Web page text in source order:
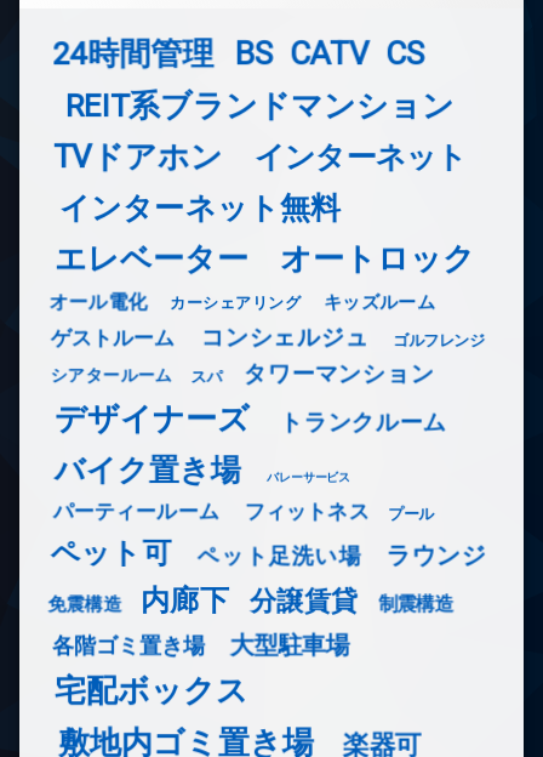
24時間管理 BS CATV CS
REIT系ブランドマンション
TVドアホン インターネット
インターネット無料
エレベーター オートロック
オール電化 カーシェアリング キッズルーム
ゲストルーム コンシェルジュ ゴルフレンジ
シアタールーム スパ タワーマンション
デザイナーズ トランクルーム
バイク置き場 バレーサービス
パーティールーム フィットネス プール
ペット可 ペット足洗い場 ラウンジ
免震構造 内廊下 分譲賃貸 制震構造
各階ゴミ置き場 大型駐車場
宅配ボックス
敷地内ゴミ置き場
楽器可